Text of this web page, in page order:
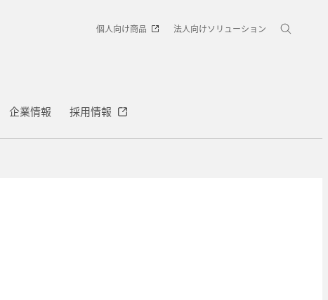
企業情報 採用情報
個人向け商品 法人向けソリューション